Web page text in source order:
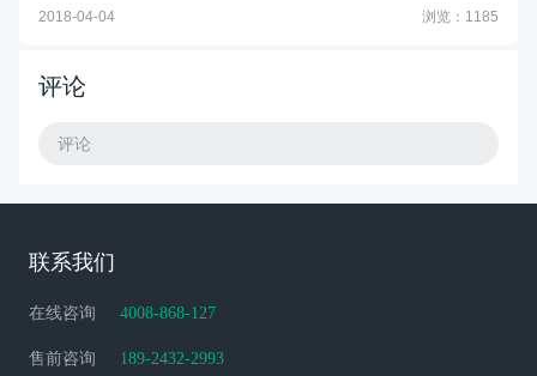
2018-04-04 浏览：1185
评论
评论
联系我们
在线咨询 4008-868-127
售前咨询 189-2432-2993